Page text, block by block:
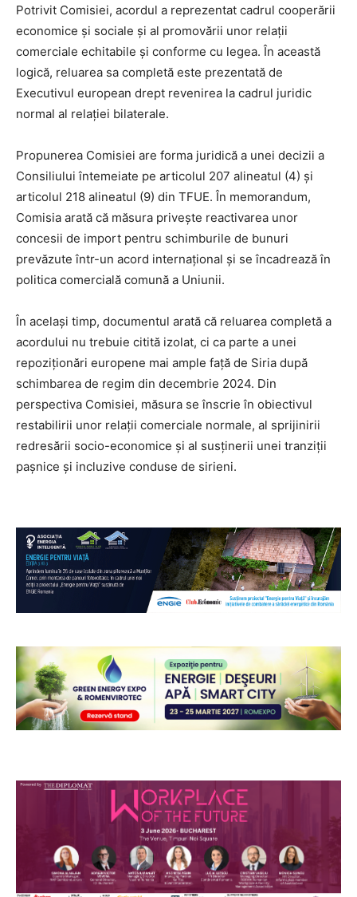
Potrivit Comisiei, acordul a reprezentat cadrul cooperării
economice și sociale și al promovării unor relații
comerciale echitabile și conforme cu legea. În această
logică, reluarea sa completă este prezentată de
Executivul european drept revenirea la cadrul juridic
normal al relației bilaterale.
Propunerea Comisiei are forma juridică a unei decizii a
Consiliului întemeiate pe articolul 207 alineatul (4) și
articolul 218 alineatul (9) din TFUE. În memorandum,
Comisia arată că măsura privește reactivarea unor
concesii de import pentru schimburile de bunuri
prevăzute într-un acord internațional și se încadrează în
politica comercială comună a Uniunii.
În același timp, documentul arată că reluarea completă a
acordului nu trebuie citită izolat, ci ca parte a unei
repoziționări europene mai ample față de Siria după
schimbarea de regim din decembrie 2024. Din
perspectiva Comisiei, măsura se înscrie în obiectivul
restabilirii unor relații comerciale normale, al sprijinirii
redresării socio-economice și al susținerii unei tranziții
pașnice și incluzive conduse de sirieni.